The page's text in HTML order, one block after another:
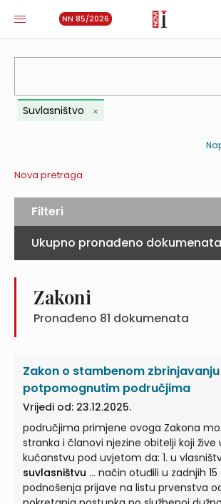
NN 85/2026
Suvlasništvo
Nova pretraga
Ukupno pronađeno
Zakoni
Pronađeno 81 dokumenata
Zakon o stambenom
potpomognutim područjima
Vrijedi od: 23.12.2025.
područjima primjene ovoga Zakona
stranka i članovi njezine obitelji koji
kućanstvu pod uvjetom da: 1. u
suvlasništvu ... način otuđili u zadnjih 15 godina prije
podnošenja prijave na listu prvenstva
Filteri